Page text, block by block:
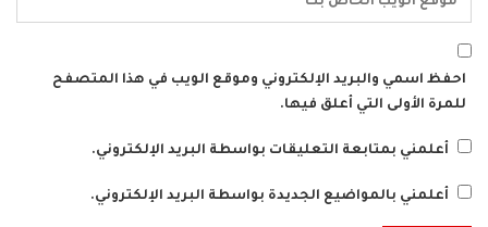
احفظ اسمي والبريد الإلكتروني وموقع الويب في هذا المتصفح
للمرة الأولى التي أعلق فيها.
أعلمني بمتابعة التعليقات بواسطة البريد الإلكتروني.
أعلمني بالمواضيع الجديدة بواسطة البريد الإلكتروني.